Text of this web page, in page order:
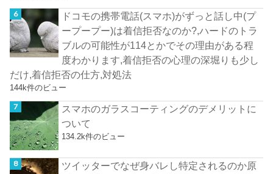
ドコモの携帯電話(スマホ)がずっと話し中(プ
ープープー)は着信拒否なのか?,ハードのトラ
ブルの可能性が114とかでその理由がある程
度わかります,着信拒否の心理の深堀りも少し
だけ,着信拒否の仕方,対処法
144k件のビュー
スマホのガラスコーティングのデメリットに
ついて
134.2k件のビュー
ツイッターでなぜ身バレし特定されるのか原